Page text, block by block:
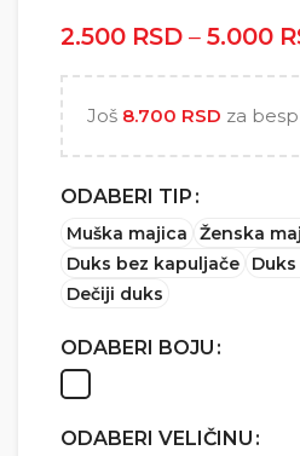
2.500 RSD – 5.000
Još 8.700 RSD za
ODABERI TIP
Muška majica Ženska
Duks bez kapuljače
Dečiji duks
ODABERI BOJU
ODABERI VELIČINU